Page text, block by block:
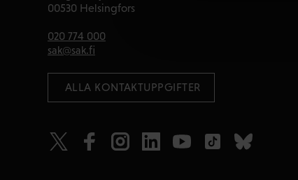
00530 Helsingfors
020 774 000
sak@sak.fi
ALLA KONTAKTUPPGIFTER